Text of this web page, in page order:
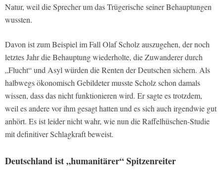
Natur, weil die Sprecher um das Trügerische seiner Behauptungen
wussten.
Davon ist zum Beispiel im Fall Olaf Scholz auszugehen, der noch
letztes Jahr die Behauptung wiederholte, die Zuwanderer durch
„Flucht“ und Asyl würden die Renten der Deutschen sichern. Als
halbwegs ökonomisch Gebildeter musste Scholz schon damals
wissen, dass das nicht funktionieren wird. Er sagte es trotzdem,
weil es andere vor ihm gesagt hatten und es sich auch irgendwie gut
anhört. Es ist leider nicht wahr, wie nun die Raffelhüschen-Studie
mit definitiver Schlagkraft beweist.
Deutschland ist „humanitärer“ Spitzenreiter